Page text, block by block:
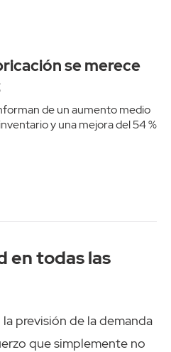
se merece
de un aumento medio
y una mejora del 54 %
en todas las
previsión de la demanda
que simplemente no